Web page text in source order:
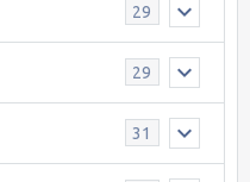
29
29
31